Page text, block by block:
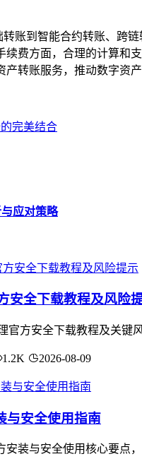
账到智能合约转账、跨
费方面，合理的计算和
转账服务，推动数字资产
完美结合
应对策略
安全下载教程及风险
官方安全下载教程及关
1.2K 2026-08-09
与安全使用指南
安装与安全使用核心要点